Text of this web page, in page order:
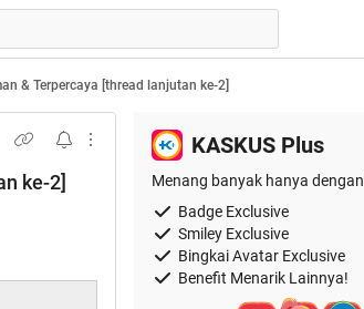
& Terpercaya [thread lanjutan ke-2]
ke-2]
KASKUS Plus
Menang banyak hanya dengan
Badge Exclusive
Smiley Exclusive
Bingkai Avatar Exclusive
Benefit Menarik Lainnya!